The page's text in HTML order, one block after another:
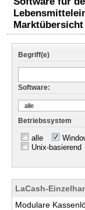
Marktübersicht
Begriff(e)
Software:
alle
Betriebssystem
alle
Unix-basierend
LaCash-
Modulare